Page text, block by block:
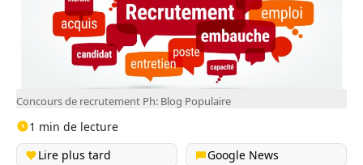
Concours de recrutement Ph: Blog Populaire
1 min de lecture
Lire plus tard
Google News